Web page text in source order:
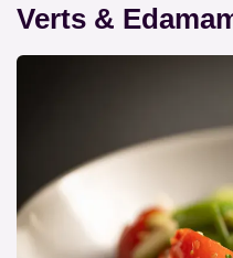
Verts &